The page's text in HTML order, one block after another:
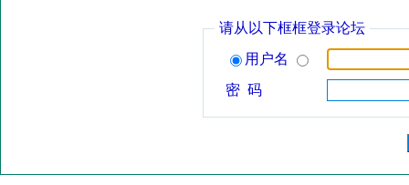
请从以下框框登录论坛
用户名
密 码